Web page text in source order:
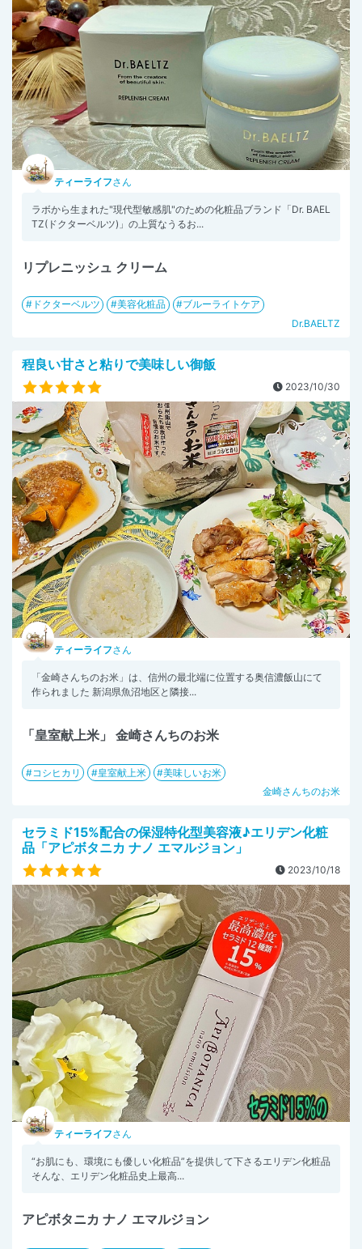
ティーライフさん
ラボから生まれた"現代型敏感肌"のための化粧品ブランド「Dr. BAEL
TZ(ドクターベルツ)」の上質なうるお...
リプレニッシュ クリーム
ドクターベルツ 美容化粧品
ブルーライトケア
Dr.BAELTZ
程良い甘さと粘りで美味しい御飯
2023/10/30
ティーライフさん
「金崎さんちのお米」は、信州の最北端に位置する奥信濃飯山にて
作られました 新潟県魚沼地区と隣接...
「皇室献上米」 金崎さんちのお米
コシヒカリ 皇室献上米
美味しいお米
金崎さんちのお米
セラミド15%配合の保湿特化型美容液♪エリデン化粧
品「アピボタニカ ナノ エマルジョン」
2023/10/18
ティーライフさん
“お肌にも、環境にも優しい化粧品”を提供して下さるエリデン化粧品
そんな、エリデン化粧品史上最高...
アピボタニカ ナノ エマルジョン